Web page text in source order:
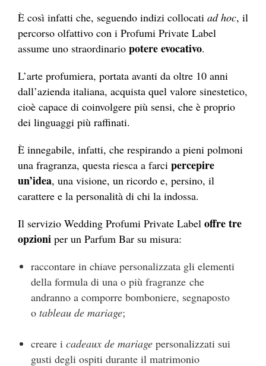
È così infatti che, seguendo indizi collocati ad hoc, il
percorso olfattivo con i Profumi Private Label
assume uno straordinario potere evocativo.
L’arte profumiera, portata avanti da oltre 10 anni
dall’azienda italiana, acquista quel valore sinestetico,
cioè capace di coinvolgere più sensi, che è proprio
dei linguaggi più raffinati.
È innegabile, infatti, che respirando a pieni polmoni
una fragranza, questa riesca a farci percepire
un’idea, una visione, un ricordo e, persino, il
carattere e la personalità di chi la indossa.
Il servizio Wedding Profumi Private Label offre tre
opzioni per un Parfum Bar su misura:
raccontare in chiave personalizzata gli elementi
della formula di una o più fragranze che
andranno a comporre bomboniere, segnaposto
o tableau de mariage;
creare i cadeaux de mariagepersonalizzati sui
gusti degli ospiti durante il matrimonio